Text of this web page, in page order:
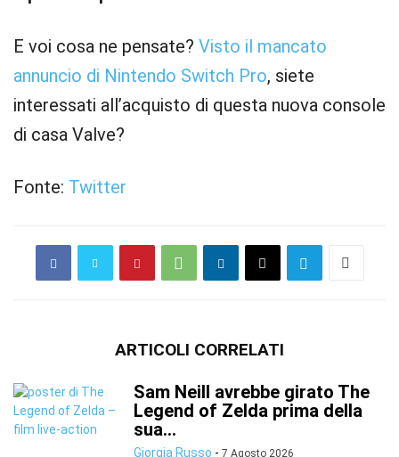
E voi cosa ne pensate? Visto il mancato
annuncio di Nintendo Switch Pro, siete
interessati all’acquisto di questa nuova console
di casa Valve?
Fonte: Twitter
ARTICOLI CORRELATI
Sam Neill avrebbe girato The
Legend of Zelda prima della
sua...
Giorgia Russo - 7 Agosto 2026